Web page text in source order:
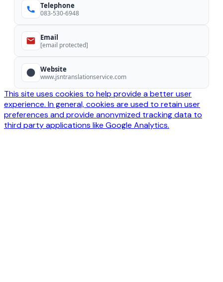
Telephone
083-530-6948
Email
[email protected]
Website
www.jsntranslationservice.com
This site uses cookies to help provide a better user
experience. In general, cookies are used to retain user
preferences and provide anonymized tracking data to
third party applications like Google Analytics.